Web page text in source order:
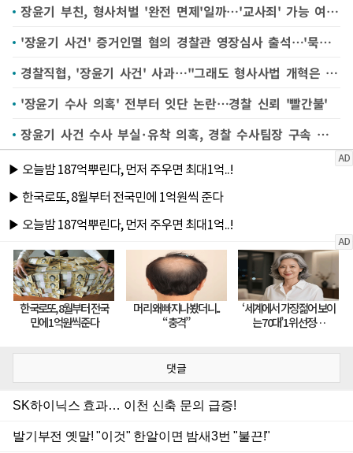
장윤기 부친, 형사처벌 '완전 면제'일까…'교사죄' 가능 여부 주목
'장윤기 사건' 증거인멸 혐의 경찰관 영장심사 출석…'묵묵부답'
경찰직협, '장윤기 사건' 사과…"그래도 형사사법 개혁은 계속돼야"
'장윤기 수사 의혹' 전부터 잇단 논란…경찰 신뢰 '빨간불'
장윤기 사건 수사 부실·유착 의혹, 경찰 수사팀장 구속 갈림길
댓글